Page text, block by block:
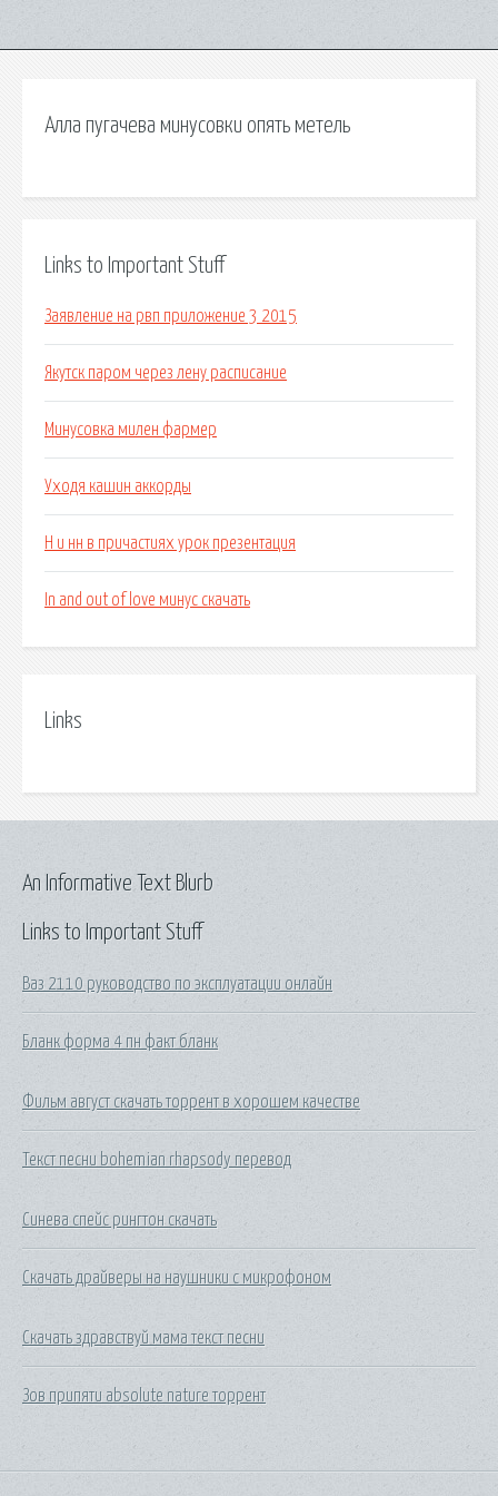
Алла пугачева минусовки опять метель
Links to Important Stuff
Заявление на рвп приложение 3 2015
Якутск паром через лену расписание
Минусовка милен фармер
Уходя кашин аккорды
Н и нн в причастиях урок презентация
In and out of love минус скачать
Links
Links to Important Stuff
Ваз 2110 руководство по эксплуатации онлайн
Бланк форма 4 пн факт бланк
Фильм август скачать торрент в хорошем качестве
Текст песни bohemian rhapsody перевод
Синева спейс рингтон скачать
Скачать драйверы на наушники с микрофоном
Скачать здравствуй мама текст песни
Зов припяти absolute nature торрент
An Informative Text Blurb